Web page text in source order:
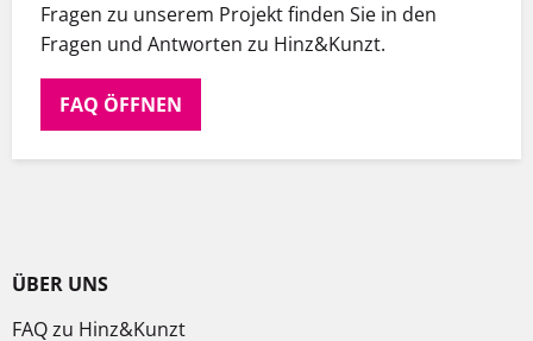
Fragen zu unserem Projekt finden Sie in den
Fragen und Antworten zu Hinz&Kunzt.
FAQ ÖFFNEN
ÜBER UNS
FAQ zu Hinz&Kunzt